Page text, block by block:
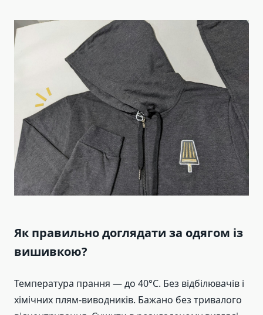
Як правильно доглядати за одягом із
вишивкою?
Температура прання — до 40°C. Без відбілювачів і
хімічних плям-виводників. Бажано без тривалого